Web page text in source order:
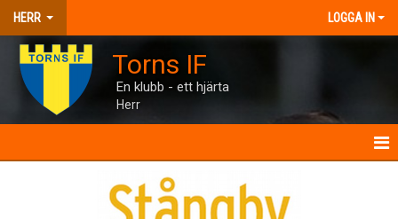
HERR LOGGA IN
Torns IF
En klubb - ett hjärta
Herr